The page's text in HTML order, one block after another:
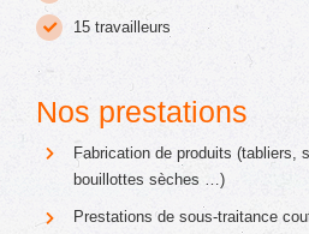
15 travailleurs
Nos prestations
Fabrication de produits (tabliers,
bouillottes sèches …)
Prestations de sous-traitance